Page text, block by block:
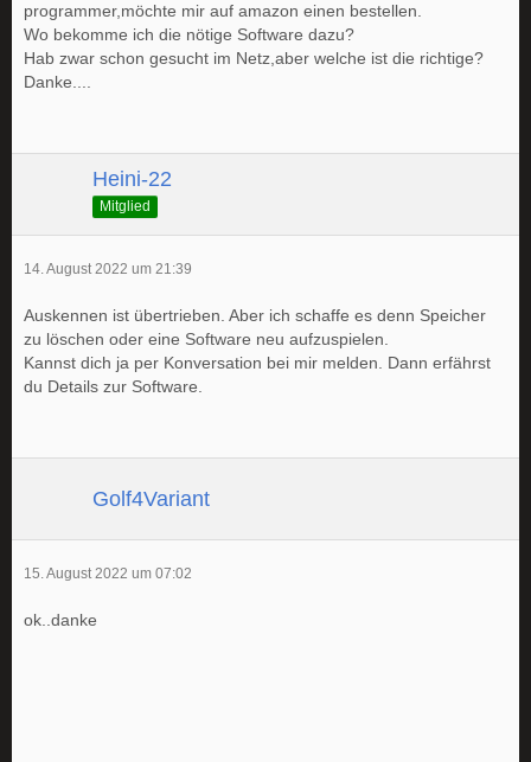
programmer,möchte mir auf amazon einen bestellen.
Wo bekomme ich die nötige Software dazu?
Hab zwar schon gesucht im Netz,aber welche ist die richtige?
Danke....
Heini-22
Mitglied
14. August 2022 um 21:39
Auskennen ist übertrieben. Aber ich schaffe es denn Speicher
zu löschen oder eine Software neu aufzuspielen.
Kannst dich ja per Konversation bei mir melden. Dann erfährst
du Details zur Software.
Golf4Variant
15. August 2022 um 07:02
ok..danke